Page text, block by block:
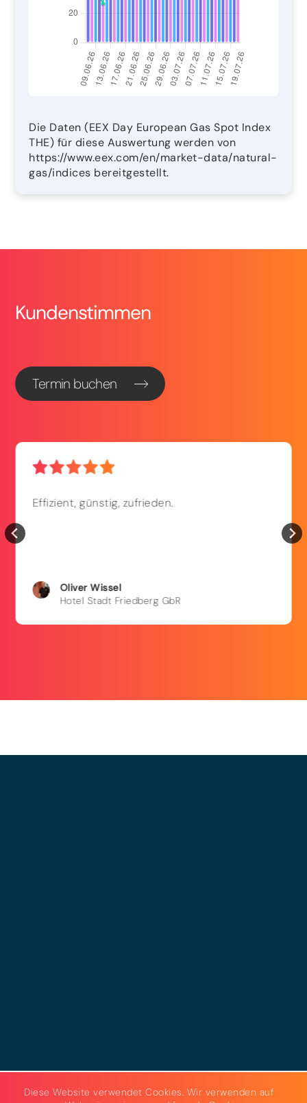
Die Daten (EEX Day European Gas Spot Index
THE) für diese Auswertung werden von
https://www.eex.com/en/market-data/natural-
gas/indices bereitgestellt.
Kundenstimmen
Termin buchen
Effizient, günstig, zufrieden.
OliverWissel
Hotel Stadt Friedberg GbR
Diese Website verwendet Cookies. Wir verwenden auf